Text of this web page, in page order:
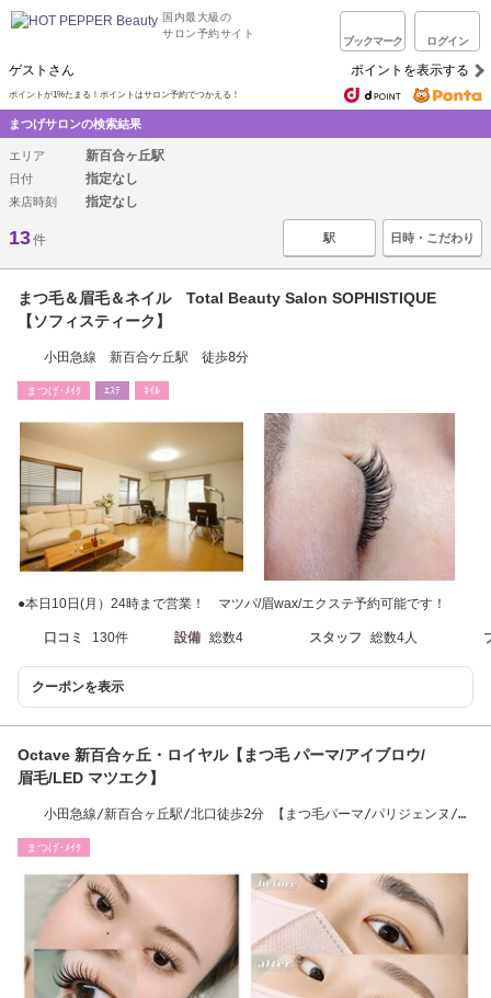
国内最大級の
サロン予約サイト
ブックマーク ログイン
ゲストさん ポイントを表示する
ポイントが1%たまる！ポイントはサロン予約でつかえる！
まつげサロンの検索結果
エリア 新百合ヶ丘駅
日付 指定なし
来店時刻 指定なし
13件 駅 日時・こだわり
まつ毛＆眉毛＆ネイル Total Beauty Salon SOPHISTIQUE
【ソフィスティーク】
小田急線 新百合ケ丘駅 徒歩8分
まつげ･ﾒｲｸ ｴｽﾃ ﾈｲﾙ
●本日10日(月）24時まで営業！ マツパ/眉wax/エクステ予約可能です！
口コミ 130件 設備 総数4 スタッフ 総数4人
クーポンを表示
Octave 新百合ヶ丘・ロイヤル【まつ毛 パーマ/アイブロウ/
眉毛/LED マツエク】
小田急線/新百合ヶ丘駅/北口徒歩2分 【まつ毛パーマ/パリジェンヌ/眉
まつげ･ﾒｲｸ